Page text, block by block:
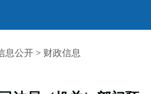
息公开 > 财政信息